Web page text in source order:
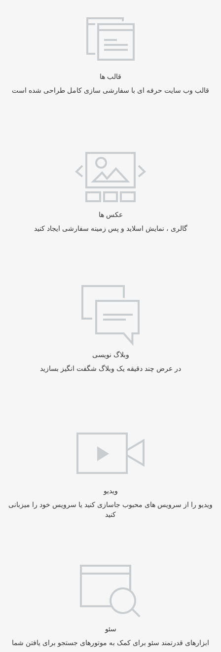
قالب ها
قالب وب سایت حرفه ای با سفارشی سازی کامل طراحی شده است
عکس ها
گالری ، نمایش اسلاید و پس زمینه سفارشی ایجاد کنید
وبلاگ نویسی
در عرض چند دقیقه یک وبلاگ شگفت انگیز بسازید
ویدیو
ویدیو را از سرویس های محبوب جاسازی کنید یا سرویس خود را میزبانی
کنید
سئو
ابزارهای قدرتمند سئو برای کمک به موتورهای جستجو برای یافتن شما